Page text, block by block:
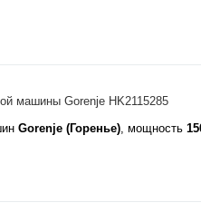
машины Gorenje HK2115285
Gorenje (Горенье), мощность